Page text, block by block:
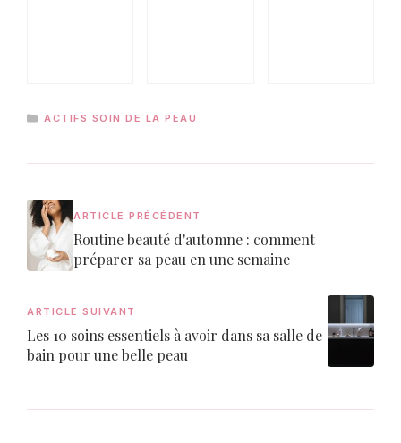
CATÉGORIES
ACTIFS SOIN DE LA PEAU
ARTICLE PRÉCÉDENT
Routine beauté d'automne : comment
préparer sa peau en une semaine
ARTICLE SUIVANT
Les 10 soins essentiels à avoir dans sa salle de
bain pour une belle peau